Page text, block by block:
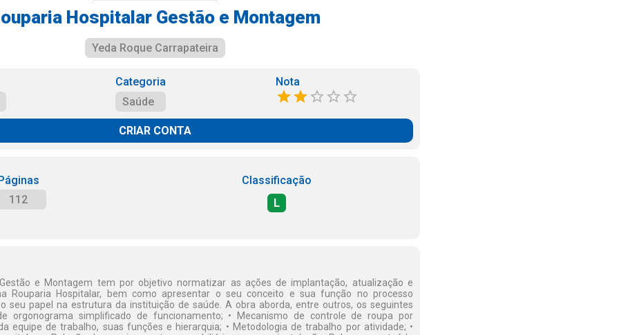
Hospitalar Gestão e Montagem
Yeda Roque Carrapateira
Categoria
Saúde
Nota
CRIAR CONTA
112
Classificação
L
e Montagem tem por objetivo normatizar as ações de implantação, atualização e
Rouparia Hospitalar, bem como apresentar o seu conceito e sua função no processo
seu papel na estrutura da instituição de saúde. A obra aborda, entre outros, os seguintes
orgonograma simplificado de funcionamento; • Mecanismo de controle de roupa por
equipe de trabalho, suas funções e hierarquia; • Metodologia de trabalho por atividade; •